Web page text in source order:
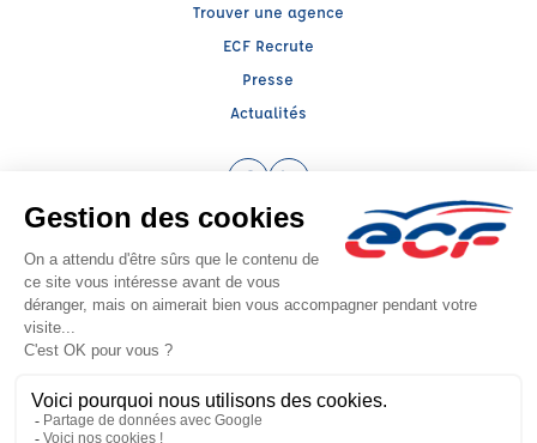
Trouver une agence
ECF Recrute
Presse
Actualités
Facebook (nouvelle fenêtre)
LinkedIn (nouvelle fenêtre)
Raison sociale : COTARD ENTREPRISES - Capital social: 15000€
SIREN: 488117722 - Numéro de TVA intracommunautaire: FR 50 488117722
Agrément n°E2306000160
Siège social : 2713, Boulevard de Stalingrad , LE GRAND QUEVILLY (76120) -